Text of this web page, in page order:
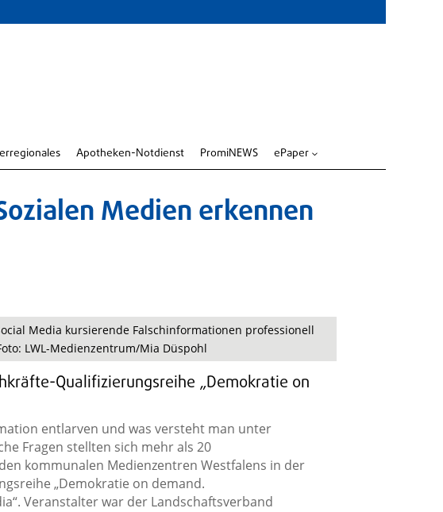
Apotheken-Notdienst PromiNEWS ePaper 3
Medien erkennen
Media kursierende Falschinformationen professionell
LWL-Medienzentrum/Mia Düspohl
Qualifizierungsreihe „Demokratie on
entlarven und was versteht man unter
Fragen stellten sich mehr als 20
kommunalen Medienzentren Westfalens in der
„Demokratie on demand.
Veranstalter war der Landschaftsverband